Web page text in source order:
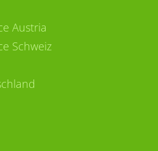
Austria
Schweiz